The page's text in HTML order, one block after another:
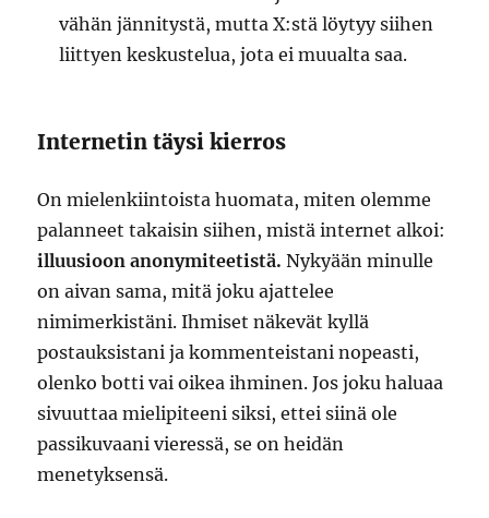
vähän jännitystä, mutta X:stä löytyy siihen
liittyen keskustelua, jota ei muualta saa.
Internetin täysi kierros
On mielenkiintoista huomata, miten olemme
palanneet takaisin siihen, mistä internet alkoi:
illuusioon anonymiteetistä. Nykyään minulle
on aivan sama, mitä joku ajattelee
nimimerkistäni. Ihmiset näkevät kyllä
postauksistani ja kommenteistani nopeasti,
olenko botti vai oikea ihminen. Jos joku haluaa
sivuuttaa mielipiteeni siksi, ettei siinä ole
passikuvaani vieressä, se on heidän
menetyksensä.